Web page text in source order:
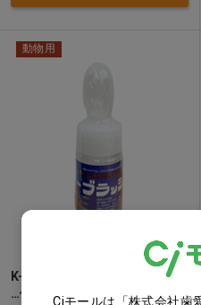
動物用
K-ブラッシュ J(ジェルタイプ)
…他
Ciモールは「株式会社歯